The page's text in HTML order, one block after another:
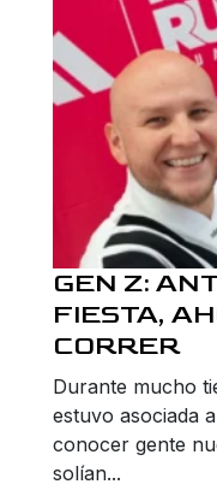
GEN Z:
FIESTA,
CORRER
Durante mucho
estuvo asociada
conocer gente
solían...